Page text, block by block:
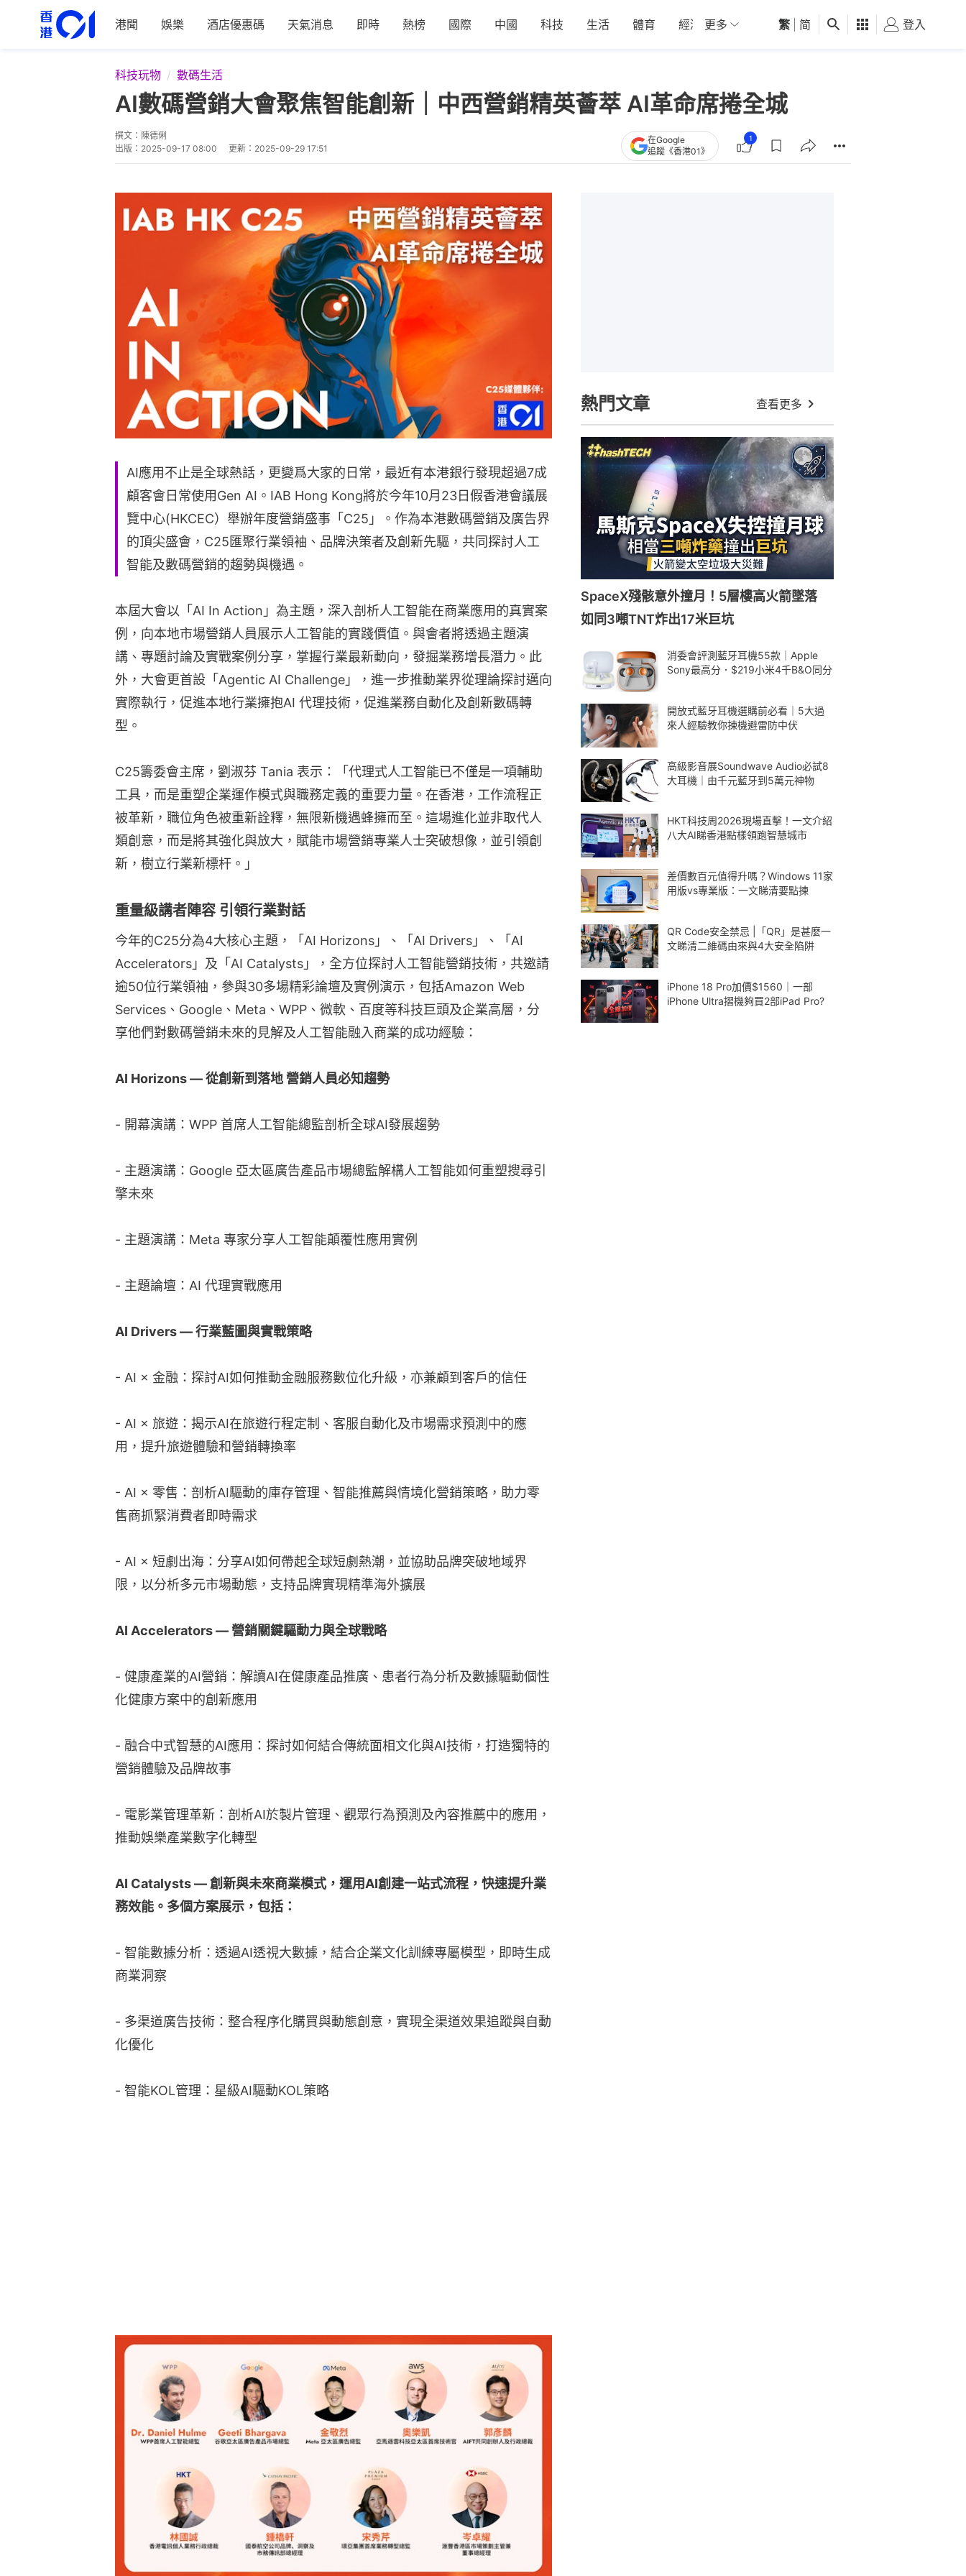
港聞 娛樂 酒店優惠碼 天氣消息 即時 熱榜 國際 中國 科技 生活 體育 經濟 01深圳 觀點 健康 好食玩飛
更多 繁 简 登入
科技玩物 數碼生活
AI數碼營銷大會聚焦智能創新｜中西營銷精英薈萃 AI革命席捲全城
撰文： 陳德俐
出版： 2025-09-17 08:00 更新： 2025-09-29 17:51
在Google
追蹤《香港01》
1
AI應用不止是全球熱話，更變爲大家的日常，最近有本港銀行發現超過7成
顧客會日常使用Gen AI。IAB Hong Kong將於今年10月23日假香港會議展
覽中心(HKCEC）舉辦年度營銷盛事「C25」。作為本港數碼營銷及廣告界
的頂尖盛會，C25匯聚行業領袖、品牌決策者及創新先驅，共同探討人工
智能及數碼營銷的趨勢與機遇。
本屆大會以「AI In Action」為主題，深入剖析人工智能在商業應用的真實案
例，向本地市場營銷人員展示人工智能的實踐價值。與會者將透過主題演
講、專題討論及實戰案例分享，掌握行業最新動向，發掘業務增長潛力。此
外，大會更首設「Agentic AI Challenge」，進一步推動業界從理論探討邁向
實際執行，促進本地行業擁抱AI 代理技術，促進業務自動化及創新數碼轉
型。
C25籌委會主席，劉淑芬 Tania 表示：「代理式人工智能已不僅是一項輔助
工具，而是重塑企業運作模式與職務定義的重要力量。在香港，工作流程正
被革新，職位角色被重新詮釋，無限新機遇蜂擁而至。這場進化並非取代人
類創意，而是將其強化與放大，賦能市場營銷專業人士突破想像，並引領創
新，樹立行業新標杆。」
重量級講者陣容 引領行業對話
今年的C25分為4大核心主題，「AI Horizons」、「AI Drivers」、「AI
Accelerators」及「AI Catalysts」，全方位探討人工智能營銷技術，共邀請
逾50位行業領袖，參與30多場精彩論壇及實例演示，包括Amazon Web
Services、Google、Meta、WPP、微軟、百度等科技巨頭及企業高層，分
享他們對數碼營銷未來的見解及人工智能融入商業的成功經驗：
AI Horizons — 從創新到落地 營銷人員必知趨勢
- 開幕演講：WPP 首席人工智能總監剖析全球AI發展趨勢
- 主題演講：Google 亞太區廣告產品市場總監解構人工智能如何重塑搜尋引
擎未來
- 主題演講：Meta 專家分享人工智能顛覆性應用實例
- 主題論壇：AI 代理實戰應用
AI Drivers — 行業藍圖與實戰策略
- AI × 金融：探討AI如何推動金融服務數位化升級，亦兼顧到客戶的信任
- AI × 旅遊：揭示AI在旅遊行程定制、客服自動化及市場需求預測中的應
用，提升旅遊體驗和營銷轉換率
- AI × 零售：剖析AI驅動的庫存管理、智能推薦與情境化營銷策略，助力零
售商抓緊消費者即時需求
- AI × 短劇出海：分享AI如何帶起全球短劇熱潮，並協助品牌突破地域界
限，以分析多元市場動態，支持品牌實現精準海外擴展
AI Accelerators — 營銷關鍵驅動力與全球戰略
- 健康產業的AI營銷：解讀AI在健康產品推廣、患者行為分析及數據驅動個性
化健康方案中的創新應用
- 融合中式智慧的AI應用：探討如何結合傳統面相文化與AI技術，打造獨特的
營銷體驗及品牌故事
- 電影業管理革新：剖析AI於製片管理、觀眾行為預測及內容推薦中的應用，
推動娛樂產業數字化轉型
AI Catalysts — 創新與未來商業模式，運用AI創建一站式流程，快速提升業
務效能。多個方案展示，包括：
- 智能數據分析：透過AI透視大數據，結合企業文化訓練專屬模型，即時生成
商業洞察
- 多渠道廣告技術：整合程序化購買與動態創意，實現全渠道效果追蹤與自動
化優化
- 智能KOL管理：星級AI驅動KOL策略
熱門文章 查看更多
SpaceX殘骸意外撞月！5層樓高火箭墜落
如同3噸TNT炸出17米巨坑
消委會評測藍牙耳機55款｜Apple
Sony最高分．$219小米4千B&O同分
開放式藍牙耳機選購前必看｜5大過
來人經驗教你揀機避雷防中伏
高級影音展Soundwave Audio必試8
大耳機｜由千元藍牙到5萬元神物
HKT科技周2026現場直擊！一文介紹
八大AI睇香港點樣領跑智慧城市
差價數百元值得升嗎？Windows 11家
用版vs專業版：一文睇清要點揀
QR Code安全禁忌 |「QR」是甚麼一
文睇清二維碼由來與4大安全陷阱
iPhone 18 Pro加價$1560｜一部
iPhone Ultra摺機夠買2部iPad Pro?